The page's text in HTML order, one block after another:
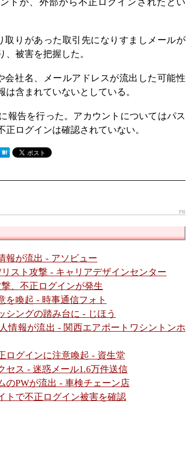
トが、外部から不正ログインされたとい
取りがあった取引先になりすましメールが
被害を把握した。
会社名、メールアドレスが流出した可能性
含まれていないとしている。
報告を行った。アカウントについてはパス
ログインは確認されていない。
PR
報が流出 - アソビュー
スト攻撃 - キャリアデザインセンター
、不正ログインが発生
を喚起 - 時事通信フォト
シングの踏み台に - じほう
情報が流出 - 関西エアポートワシントンホ
ログインに注意喚起 - 資生堂
セス - 迷惑メール1.6万件送信
のPWが流出 - 車検チェーン店
トで不正ログイン被害を確認